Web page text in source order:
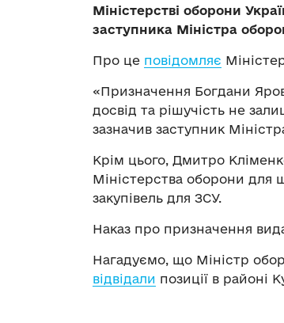
Міністерстві оборони
заступника Міністра
Про це повідомляє
«‎Призначення Богдани
досвід та рішучість не
зазначив заступник
Крім цього, Дмитро
Міністерства оборони для
закупівель для ЗСУ.
Наказ про призначення
Нагадуємо, що Міністр
відвідали позиції в районі